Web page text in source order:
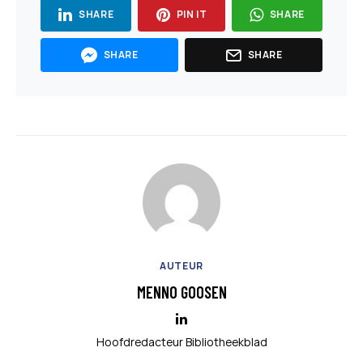
SHARE PIN IT SHARE
SHARE SHARE
AUTEUR
MENNO GOOSEN
Hoofdredacteur Bibliotheekblad